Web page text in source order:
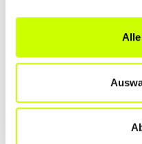
www.metzgerei-
HOTEL-